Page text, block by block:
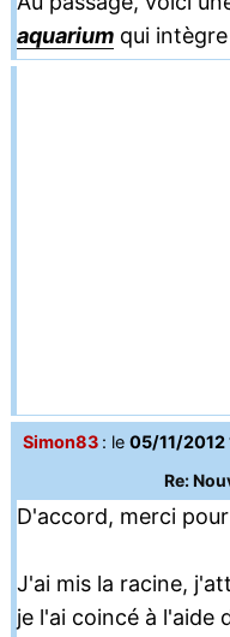
aquariumqui intègre
Simon83: le 05/11/2012
Re:
D'accord, merci
J'ai mis la racine,
je l'ai coincé à l'aide